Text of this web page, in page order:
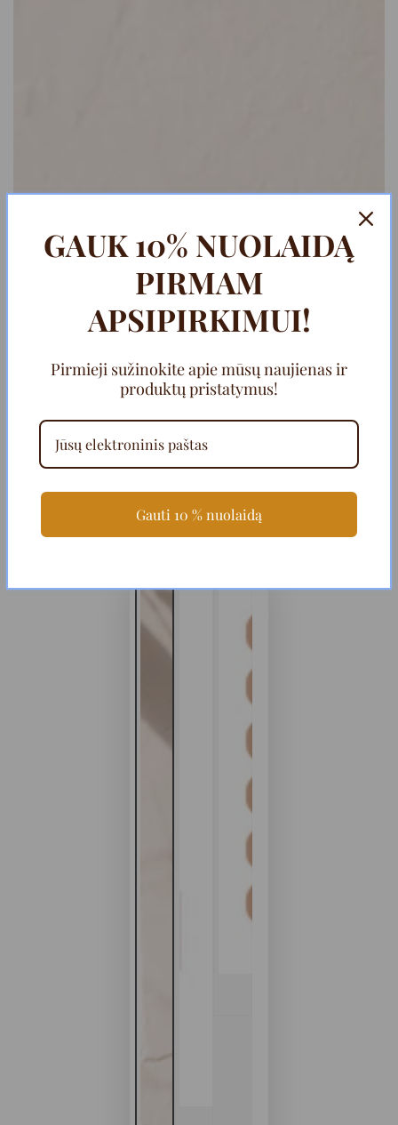
GAUK 10% NUOLAIDĄ
PIRMAM
APSIPIRKIMUI!
Pirmieji sužinokite apie mūsų naujienas ir
produktų pristatymus!
Gauti 10 % nuolaidą